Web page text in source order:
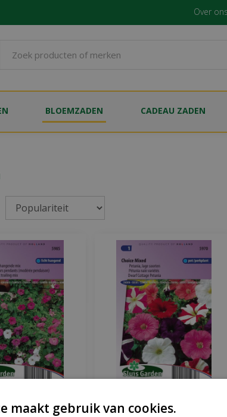
Over ons
BLOEMZADEN CADEAU ZADEN
Mix hangpetunia
zaden Choice Mix
maakt gebruik van cookies.